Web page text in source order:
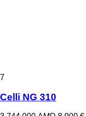
7
Celli NG 310